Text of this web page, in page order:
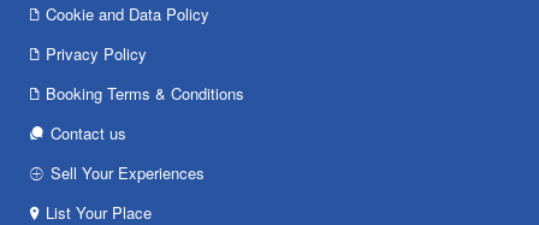
Cookie and Data Policy
Privacy Policy
Booking Terms & Conditions
Contact us
Sell Your Experiences
List Your Place